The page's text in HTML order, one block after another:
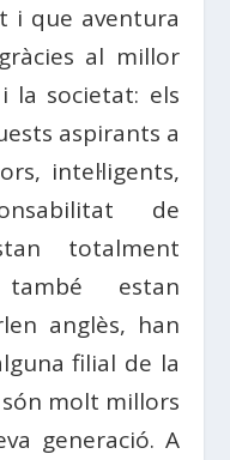
i que aventura
al millor
la societat: els
aspirants a
intel·ligents,
de
totalment
estan
anglès, han
filial de la
molt millors
generació. A